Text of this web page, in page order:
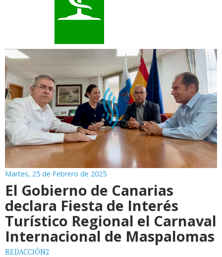
Martes, 25 de Febrero de 2025
El Gobierno de Canarias
declara Fiesta de Interés
Turístico Regional el Carnaval
Internacional de Maspalomas
REDACCIÓN2